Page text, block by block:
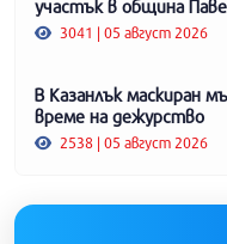
участък в община
3041 | 05 август 2026
В Казанлък маскиран
време на дежурство
2538 | 05 август 2026